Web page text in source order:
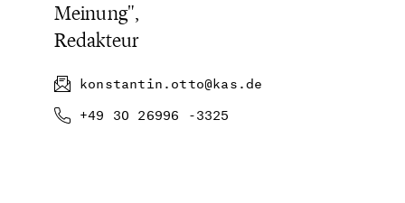
Meinung",
Redakteur
konstantin.otto@kas.de
+49 30 26996 -3325